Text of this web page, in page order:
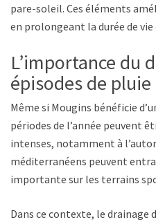
pare-soleil. Ces éléments
en prolongeant la durée de
L’importance du
épisodes de pluie
Même si Mougins bénéficie
périodes de l’année peuvent
intenses, notamment à
méditerranéens peuvent
importante sur les terrains
Dans ce contexte, le